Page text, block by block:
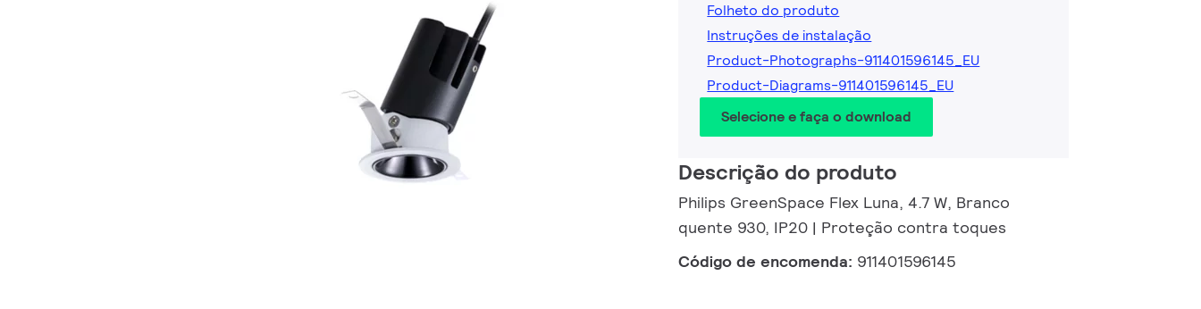
Folheto do produto
Instruções de instalação
Product-Photographs-911401596145_EU
Product-Diagrams-911401596145_EU
Selecione e faça o download
Descrição do produto
Philips GreenSpace Flex Luna, 4.7 W, Branco
quente 930, IP20 | Proteção contra toques
Código de encomenda: 911401596145